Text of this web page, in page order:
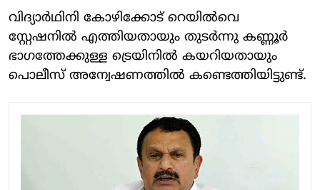
വിദ്യാര്‍ഥിനി കോഴിക്കോട് റെയില്‍വെ
സ്റ്റേഷനില്‍ എത്തിയതായും തുടര്‍ന്നു കണ്ണൂര്‍
ഭാഗത്തേക്കുള്ള ട്രെയിനില്‍ കയറിയതായും
പൊലീസ് അന്വേഷണത്തില്‍ കണ്ടെത്തിയിട്ടുണ്ട്.